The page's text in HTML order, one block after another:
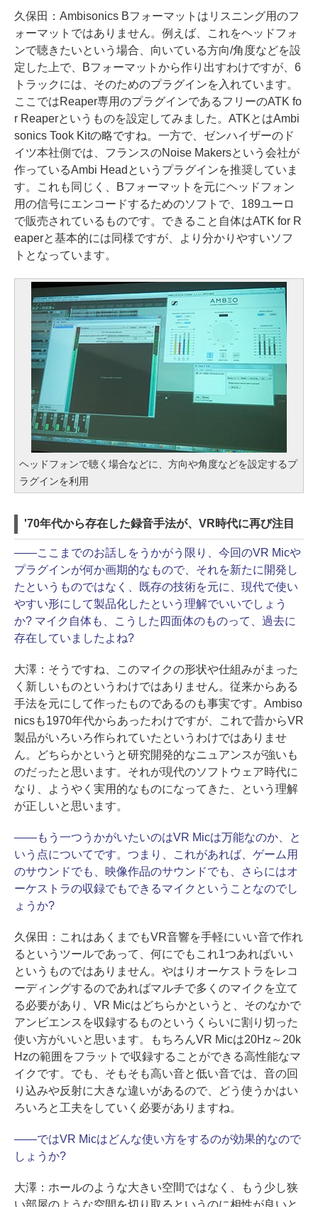
久保田： Ambisonics Bフォーマットはリスニング用のフ
ォーマットではありません。例えば、これをヘッドフォ
ンで聴きたいという場合、向いている方向/角度などを設
定した上で、Bフォーマットから作り出すわけですが、6
トラックには、そのためのプラグインを入れています。
ここではReaper専用のプラグインであるフリーのATK fo
r Reaperというものを設定してみました。ATKとはAmbi
sonics Took Kitの略ですね。一方で、ゼンハイザーのド
イツ本社側では、フランスのNoise Makersという会社が
作っているAmbi Headというプラグインを推奨していま
す。これも同じく、Bフォーマットを元にヘッドフォン
用の信号にエンコードするためのソフトで、189ユーロ
で販売されているものです。できること自体はATK for R
eaperと基本的には同様ですが、より分かりやすいソフ
トとなっています。
ヘッドフォンで聴く場合などに、方向や角度などを設定するプ
ラグインを利用
'70年代から存在した録音手法が、VR時代に再び注目
――ここまでのお話しをうかがう限り、今回のVR Micや
プラグインが何か画期的なもので、それを新たに開発し
たというものではなく、既存の技術を元に、現代で使い
やすい形にして製品化したという理解でいいでしょう
か? マイク自体も、こうした四面体のものって、過去に
存在していましたよね?
大澤： そうですね、このマイクの形状や仕組みがまった
く新しいものというわけではありません。従来からある
手法を元にして作ったものであるのも事実です。Ambiso
nicsも1970年代からあったわけですが、これで昔からVR
製品がいろいろ作られていたというわけではありませ
ん。どちらかというと研究開発的なニュアンスが強いも
のだったと思います。それが現代のソフトウェア時代に
なり、ようやく実用的なものになってきた、という理解
が正しいと思います。
――もう一つうかがいたいのはVR Micは万能なのか、と
いう点についてです。つまり、これがあれば、ゲーム用
のサウンドでも、映像作品のサウンドでも、さらにはオ
ーケストラの収録でもできるマイクということなのでし
ょうか?
久保田： これはあくまでもVR音響を手軽にいい音で作れ
るというツールであって、何にでもこれ1つあればいい
というものではありません。やはりオーケストラをレコ
ーディングするのであればマルチで多くのマイクを立て
る必要があり、VR Micはどちらかというと、そのなかで
アンビエンスを収録するものというくらいに割り切った
使い方がいいと思います。もちろんVR Micは20Hz～20k
Hzの範囲をフラットで収録することができる高性能なマ
イクです。でも、そもそも高い音と低い音では、音の回
り込みや反射に大きな違いがあるので、どう使うかはい
ろいろと工夫をしていく必要がありますね。
――ではVR Micはどんな使い方をするのが効果的なので
しょうか?
大澤： ホールのような大きい空間ではなく、もう少し狭
い部屋のような空間を切り取るというのに相性が良いと